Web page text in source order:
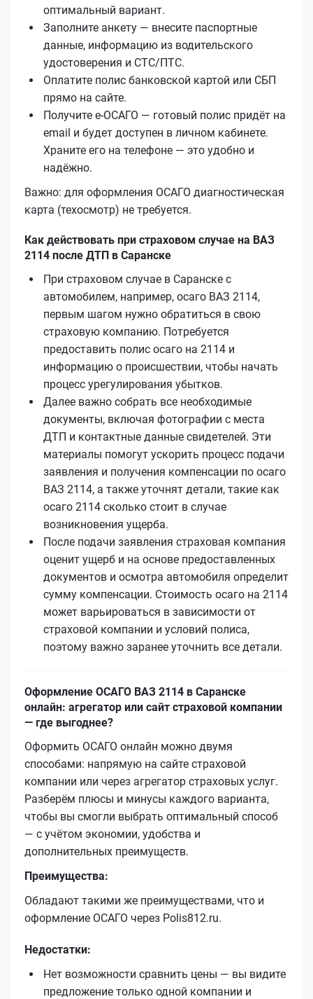
оптимальный вариант.
Заполните анкету — внесите паспортные
данные, информацию из водительского
удостоверения и СТС/ПТС.
Оплатите полис банковской картой или СБП
прямо на сайте.
Получите е‑ОСАГО — готовый полис придёт на
email и будет доступен в личном кабинете.
Храните его на телефоне — это удобно и
надёжно.
Важно: для оформления ОСАГО диагностическая
карта (техосмотр) не требуется.
Как действовать при страховом случае на ВАЗ
2114 после ДТП в Саранске
При страховом случае в Саранске с
автомобилем, например, осаго ВАЗ 2114,
первым шагом нужно обратиться в свою
страховую компанию. Потребуется
предоставить полис осаго на 2114 и
информацию о происшествии, чтобы начать
процесс урегулирования убытков.
Далее важно собрать все необходимые
документы, включая фотографии с места
ДТП и контактные данные свидетелей. Эти
материалы помогут ускорить процесс подачи
заявления и получения компенсации по осаго
ВАЗ 2114, а также уточнят детали, такие как
осаго 2114 сколько стоит в случае
возникновения ущерба.
После подачи заявления страховая компания
оценит ущерб и на основе предоставленных
документов и осмотра автомобиля определит
сумму компенсации. Стоимость осаго на 2114
может варьироваться в зависимости от
страховой компании и условий полиса,
поэтому важно заранее уточнить все детали.
Оформление ОСАГО ВАЗ 2114 в Саранске
онлайн: агрегатор или сайт страховой компании
— где выгоднее?
Оформить ОСАГО онлайн можно двумя
способами: напрямую на сайте страховой
компании или через агрегатор страховых услуг.
Разберём плюсы и минусы каждого варианта,
чтобы вы смогли выбрать оптимальный способ
— с учётом экономии, удобства и
дополнительных преимуществ.
Преимущества:
Обладают такими же преимуществами, что и
оформление ОСАГО через Polis812.ru.
Недостатки:
Нет возможности сравнить цены — вы видите
предложение только одной компании и